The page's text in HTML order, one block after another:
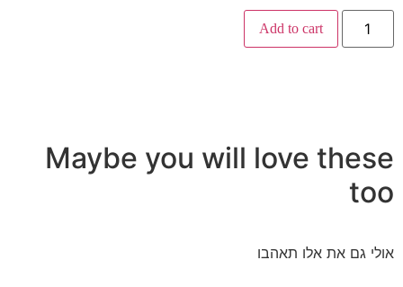
Add to cart
Maybe you will love these
too
אולי גם את אלו תאהבו